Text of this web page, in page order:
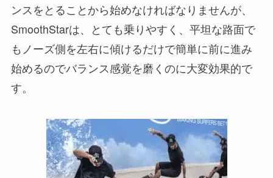
ンスをとることから始めなければなりませんが、
SmoothStarは、とても乗りやすく、平坦な路面で
もノーズ側を左右に傾けるだけで簡単に前に進み
始めるのでバランス感覚を磨くのに大変効果的で
す。